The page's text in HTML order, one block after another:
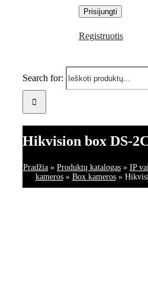
Registruotis
Search for:
Hikvision box DS-
Pradžia » Produktų katalogas » IP
kameros» Box kameros»